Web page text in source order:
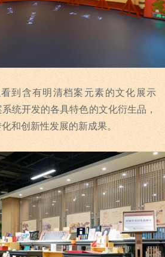
到含有明清档案元素的文化展示
统开发的各具特色的文化衍生品，
和创新性发展的新成果。